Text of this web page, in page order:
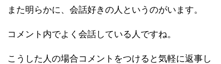
また明らかに、会話好きの人というのがいます。
コメント内でよく会話している人ですね。
こうした人の場合コメントをつけると気軽に返事し